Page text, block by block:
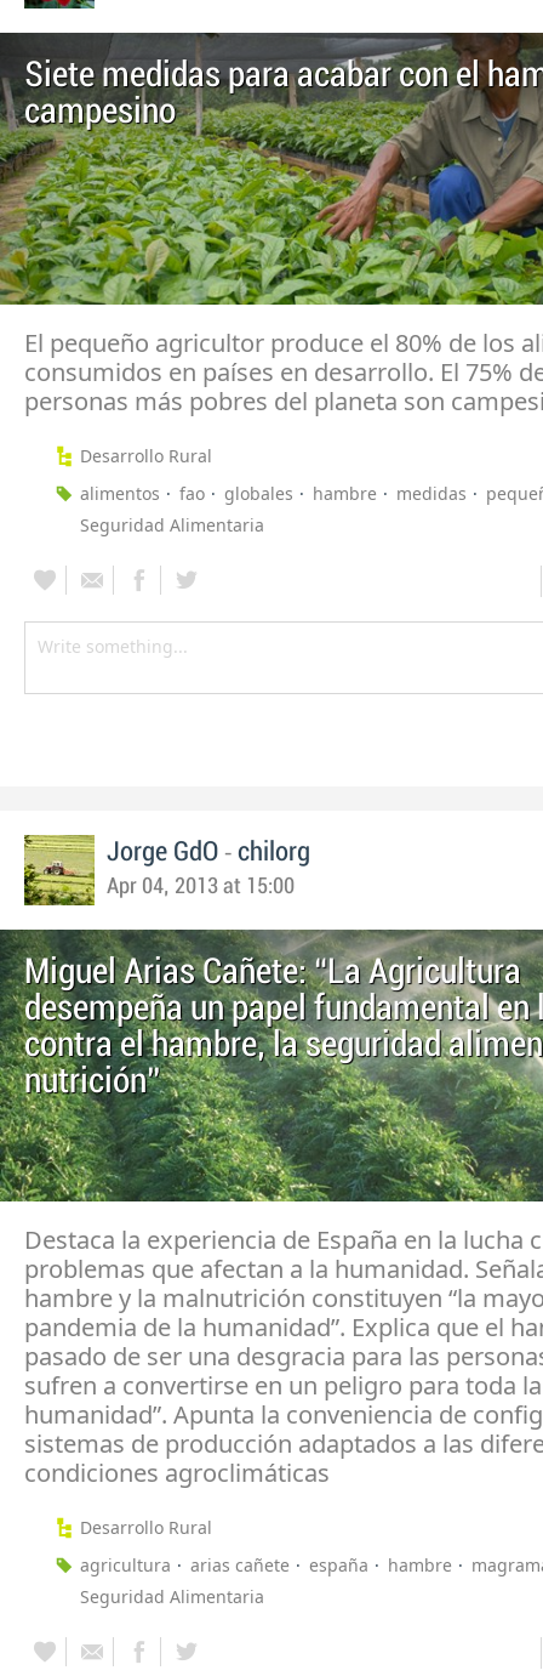
Siete medidas para acabar con el
campesino
El pequeño agricultor produce el 80% de los
consumidos en países en desarrollo. El 75%
personas más pobres del planeta son
Desarrollo Rural
alimentos
fao globales hambre medidas
Seguridad Alimentaria
Jorge GdO - chilorg
Apr 04, 2013 at 15:00
Miguel Arias Cañete: “La Agricultura
desempeña un papel fundamental en
contra el hambre, la seguridad
nutrición”
Destaca la experiencia de España en la lucha
problemas que afectan a la humanidad.
hambre y la malnutrición constituyen “la
pandemia de la humanidad”. Explica que el
pasado de ser una desgracia para las
sufren a convertirse en un peligro para toda la
humanidad”. Apunta la conveniencia de
sistemas de producción adaptados a las
condiciones agroclimáticas
Desarrollo Rural
agricultura
arias cañete españa hambre
Seguridad Alimentaria